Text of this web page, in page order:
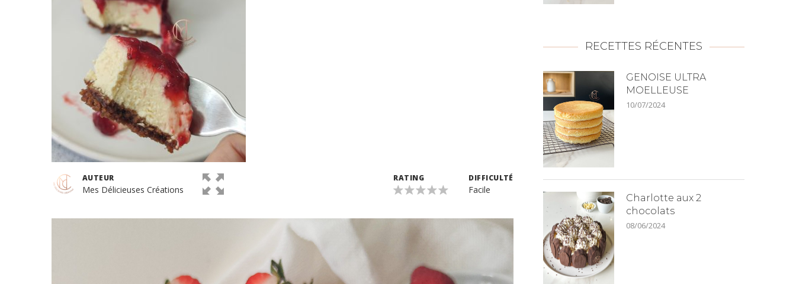
AUTEUR
Mes Délicieuses Créations
RATING DIFFICULTÉ
Facile
RECETTES RÉCENTES
GENOISE ULTRA
MOELLEUSE
10/07/2024
Charlotte aux 2
chocolats
08/06/2024